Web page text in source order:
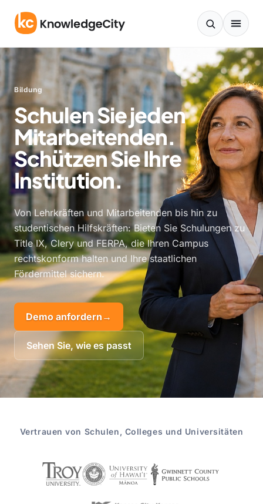
Bildung
Schulen Sie jeden
Mitarbeitenden.
Schützen Sie Ihre
Institution.
Von Lehrkräften und Mitarbeitenden bis hin zu
studentischen Hilfskräften: Bieten Sie Schulungen zu
Title IX, Clery und FERPA, die Ihren Campus
rechtskonform halten und Ihre staatlichen
Fördermittel sichern.
Demo anfordern →
Sehen Sie, wie es passt
Vertrauen von Schulen, Colleges und Universitäten